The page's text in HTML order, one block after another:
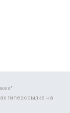
гиперссылка на